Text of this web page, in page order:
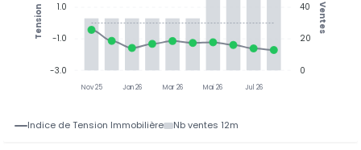
Nov 25 Jan 26 Mar 26 Mai 26 Jul 26
40
20
0
Ventes
1.0
-1.0
-3.0
Tension
Indice de Tension Immobilière Nb ventes 12m